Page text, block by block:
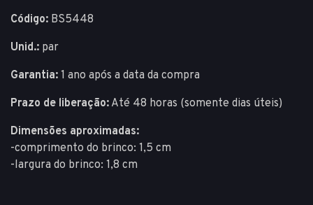
Código: BS5448
Unid.: par
Garantia: 1 ano após a data da compra
Prazo de liberação: Até 48 horas (somente dias úteis)
Dimensões aproximadas:
-comprimento do brinco: 1,5 cm
-largura do brinco: 1,8 cm